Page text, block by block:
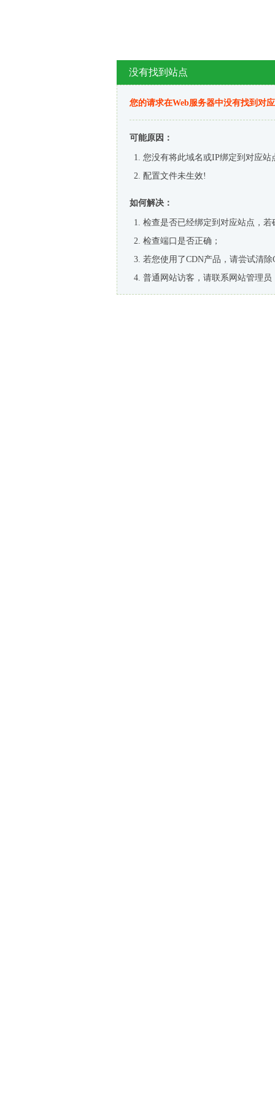
没有找到站点
您的请求在Web服务器中没有找到对
可能原因：
您没有将此域名或IP绑定到对应站
配置文件未生效!
如何解决：
检查是否已经绑定到对应站点，
检查端口是否正确；
若您使用了CDN产品，请尝试清除
普通网站访客，请联系网站管理员